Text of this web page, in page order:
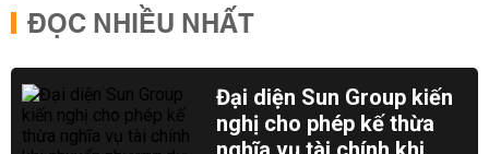
ĐỌC NHIỀU NHẤT
Đại diện Sun Group kiến
nghị cho phép kế thừa